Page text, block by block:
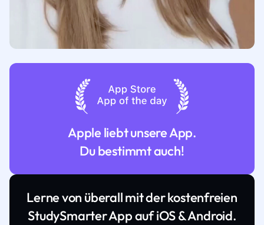
Apple liebt unsere App.
Du bestimmt auch!
Lerne von überall mit der kostenfreien
StudySmarter App auf iOS & Android.